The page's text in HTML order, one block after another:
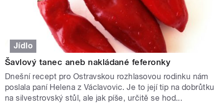
Jídlo
Šavlový tanec aneb nakládané feferonky
Dnešní recept pro Ostravskou rozhlasovou rodinku nám
poslala paní Helena z Václavovic. Je to její tip na dobrůtku
na silvestrovský stůl, ale jak píše, určitě se hod...